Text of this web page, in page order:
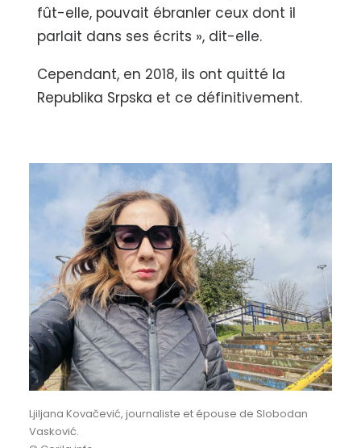
fût-elle, pouvait ébranler ceux dont il
parlait dans ses écrits », dit-elle.
Cependant, en 2018, ils ont quitté la
Republika Srpska et ce définitivement.
Ljiljana Kovačević, journaliste et épouse de Slobodan
Vasković.